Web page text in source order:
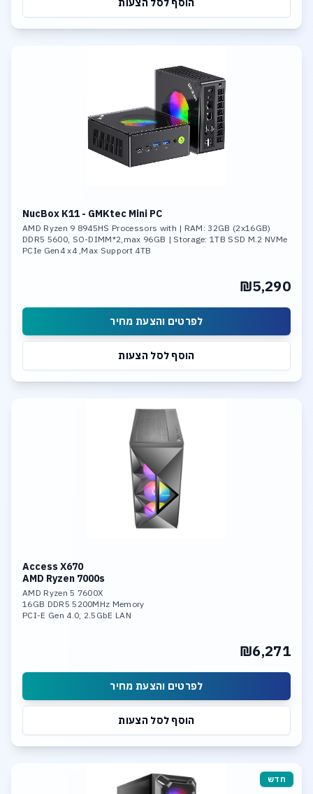
הוסף לסל הצעות
NucBox K11 - GMKtec Mini PC
AMD Ryzen 9 8945HS Processors with | RAM: 32GB (2x16GB)
DDR5 5600, SO-DIMM*2,max 96GB | Storage: 1TB SSD M.2 NVMe
PCIe Gen4 x4 ,Max Support 4TB
₪5,290
לפרטים והצעת מחיר
הוסף לסל הצעות
Access X670
AMD Ryzen 7000s
AMD Ryzen 5 7600X
16GB DDR5 5200MHz Memory
PCI-E Gen 4.0, 2.5GbE LAN
₪6,271
לפרטים והצעת מחיר
הוסף לסל הצעות
חדש